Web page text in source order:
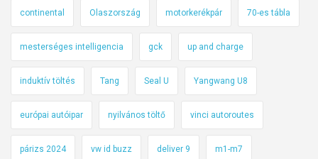
continental Olaszország motorkerékpár 70-es tábla
mesterséges intelligencia gck up and charge
induktív töltés Tang Seal U Yangwang U8
európai autóipar nyilvános töltő vinci autoroutes
párizs 2024 vw id buzz deliver 9 m1-m7